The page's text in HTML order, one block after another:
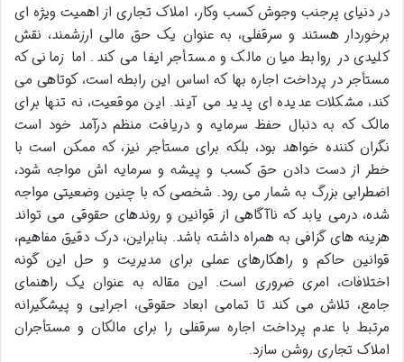
در دنیای پرجنب وجوش کسب وکار، املاک تجاری از اهمیت ویژه ای
برخوردار هستند و سرقفلی، به عنوان یک حق مالی ارزشمند، نقش
کلیدی در روابط میان مالک و مستأجر ایفا می کند. اما زمانی که
مستأجر در پرداخت اجاره بها که اساس این رابطه است، کوتاهی می
کند، مشکلات عدیده ای پدید می آیند. این موقعیت، نه تنها برای
مالک که به دنبال حفظ سرمایه و دریافت منظم درآمد خود است
نگران کننده خواهد بود، بلکه برای مستأجر نیز، که ممکن است با
خطر از دست دادن حق کسب و پیشه و سرمایه اش مواجه شود،
اضطرابی بزرگ به شمار می رود. شخصی که با چنین وضعیتی مواجه
شده، درمی یابد که ناآگاهی از قوانین و روندهای حقوقی می تواند
هزینه های گزافی به همراه داشته باشد. بنابراین، درک دقیق مفاهیم،
قوانین حاکم و راهکارهای عملی برای مدیریت و حل این گونه
اختلافات، امری ضروری است. این مقاله به عنوان یک راهنمای
جامع، تلاش می کند تا تمامی ابعاد حقوقی، اجرایی و پیشگیرانه
مرتبط با عدم پرداخت اجاره سرقفلی را برای مالکان و مستأجران
املاک تجاری روشن سازد.